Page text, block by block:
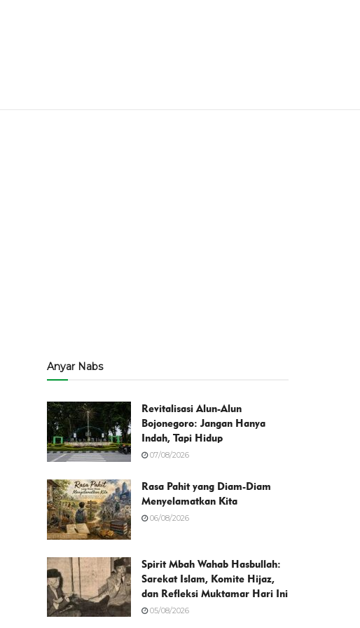
Anyar Nabs
Revitalisasi Alun-Alun
Bojonegoro: Jangan Hanya
Indah, Tapi Hidup
07/08/2026
Rasa Pahit yang Diam-Diam
Menyelamatkan Kita
06/08/2026
Spirit Mbah Wahab Hasbullah:
Sarekat Islam, Komite Hijaz,
dan Refleksi Muktamar Hari Ini
05/08/2026